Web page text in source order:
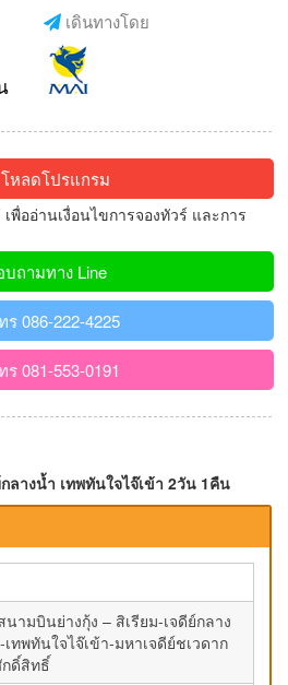
เดินทางโดย
หลดโปรแกรม
ออ่านเงื่อนไขการจองทัวร์ และการ
บถามทาง Line
ร 086-222-4225
ร 081-553-0191
ลางน้ำ เทพทันใจไจ๊เข้า 2วัน 1คืน
มบินย่างกุ้ง – สิเรียม-เจดีย์กลาง
ทพทันใจไจ๊เข้า-มหาเจดีย์ชเวดาก
ดิ์สิทธิ์